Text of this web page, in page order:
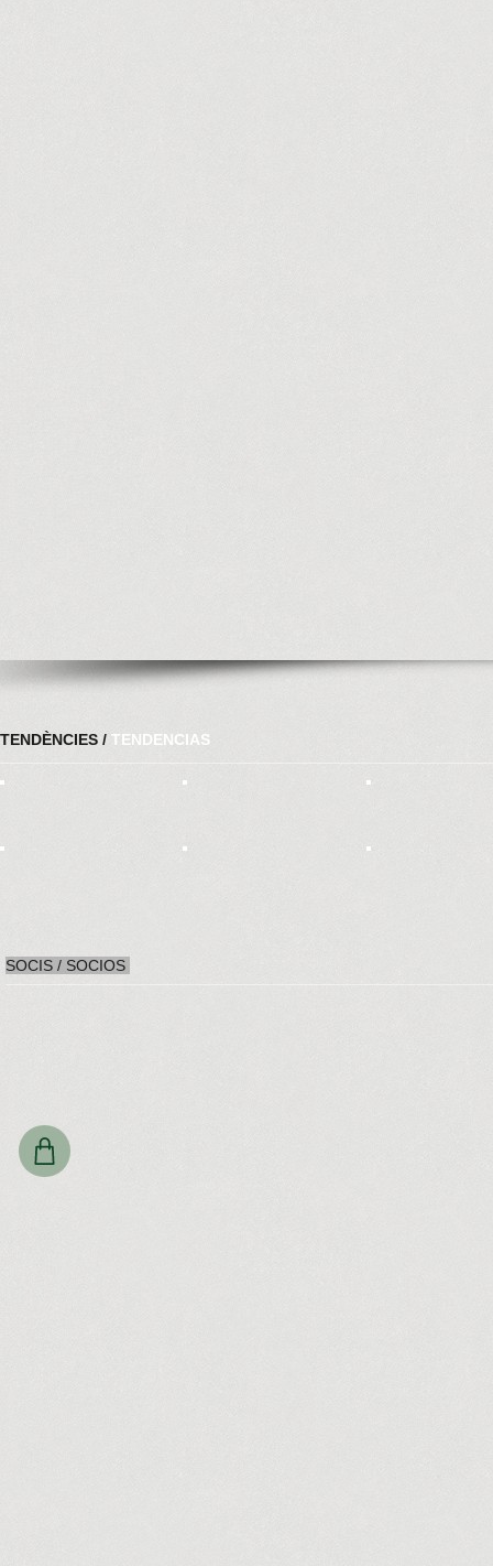
TENDÈNCIES / TENDENCIAS
SOCIS / SOCIOS